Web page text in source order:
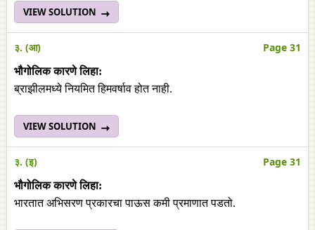
VIEW SOLUTION
३. (आ) Page 31
भौगोलिक कारणे लिहा:
ब्राझीलमध्ये नियमित हिमवर्षाव होत नाही.
VIEW SOLUTION
३. (इ) Page 31
भौगोलिक कारणे लिहा:
भारतात अभिसरण प्रकारचा पाऊस कमी प्रमाणात पडतो.